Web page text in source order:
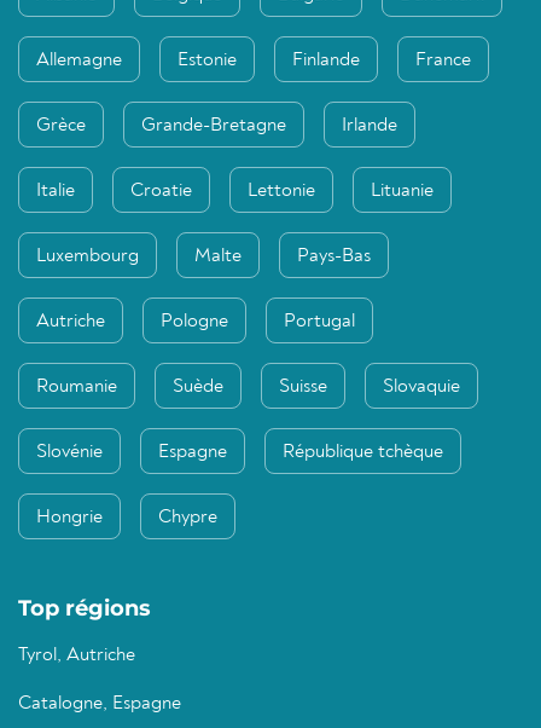
Allemagne Estonie Finlande France
Grèce Grande-Bretagne Irlande
Italie Croatie Lettonie Lituanie
Luxembourg Malte Pays-Bas
Autriche Pologne Portugal
Roumanie Suède Suisse Slovaquie
Slovénie Espagne République tchèque
Hongrie Chypre
Top régions
Tyrol, Autriche
Catalogne, Espagne